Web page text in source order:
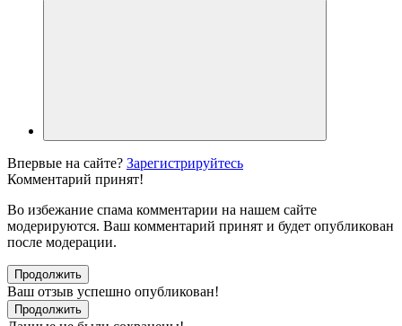
Впервые на сайте? Зарегистрируйтесь
Комментарий принят!
Во избежание спама комментарии на нашем сайте
модерируются. Ваш комментарий принят и будет опубликован
после модерации.
Продолжить
Ваш отзыв успешно опубликован!
Продолжить